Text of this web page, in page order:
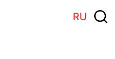
RU